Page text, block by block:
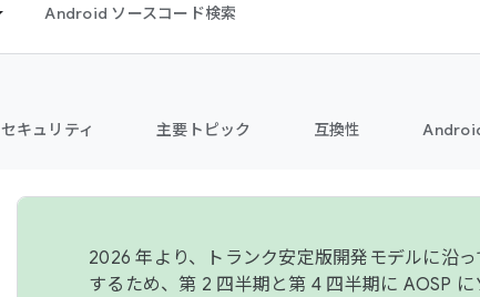
Android ソースコード検索
セキュリティ 主要トピック 互換性
2026 年より、トランク安定版開発モデルに沿
するため、第 2 四半期と第 4 四半期に AOSP